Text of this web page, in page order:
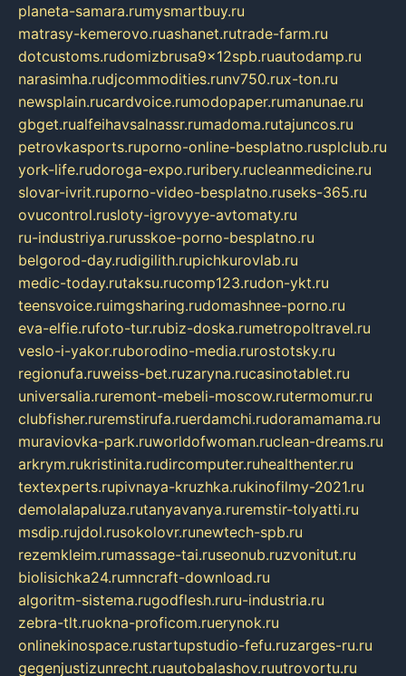
planeta-samara.rumysmartbuy.ru
matrasy-kemerovo.ruashanet.rutrade-farm.ru
dotcustoms.rudomizbrusa9x12spb.ruautodamp.ru
narasimha.rudjcommodities.runv750.rux-ton.ru
newsplain.rucardvoice.rumodopaper.rumanunae.ru
gbget.rualfeihavsalnassr.rumadoma.rutajuncos.ru
petrovkasports.ruporno-online-besplatno.rusplclub.ru
york-life.rudoroga-expo.ruribery.rucleanmedicine.ru
slovar-ivrit.ruporno-video-besplatno.ruseks-365.ru
ovucontrol.rusloty-igrovyye-avtomaty.ru
ru-industriya.rurusskoe-porno-besplatno.ru
belgorod-day.rudigilith.rupichkurovlab.ru
medic-today.rutaksu.rucomp123.rudon-ykt.ru
teensvoice.ruimgsharing.rudomashnee-porno.ru
eva-elfie.rufoto-tur.rubiz-doska.rumetropoltravel.ru
veslo-i-yakor.ruborodino-media.rurostotsky.ru
regionufa.ruweiss-bet.ruzaryna.rucasinotablet.ru
universalia.ruremont-mebeli-moscow.rutermomur.ru
clubfisher.ruremstirufa.ruerdamchi.rudoramamama.ru
muraviovka-park.ruworldofwoman.ruclean-dreams.ru
arkrym.rukristinita.rudircomputer.ruhealthenter.ru
textexperts.rupivnaya-kruzhka.rukinofilmy-2021.ru
demolalapaluza.rutanyavanya.ruremstir-tolyatti.ru
msdip.rujdol.rusokolovr.runewtech-spb.ru
rezemkleim.rumassage-tai.ruseonub.ruzvonitut.ru
biolisichka24.rumncraft-download.ru
algoritm-sistema.rugodflesh.ruru-industria.ru
zebra-tlt.ruokna-proficom.ruerynok.ru
onlinekinospace.rustartupstudio-fefu.ruzarges-ru.ru
gegenjustizunrecht.ruautobalashov.ruutrovortu.ru